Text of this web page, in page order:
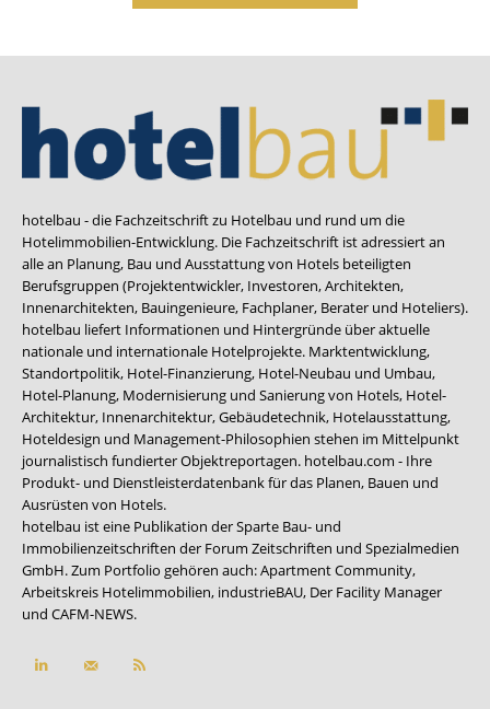
hotelbau - die Fachzeitschrift zu Hotelbau und rund um die
Hotelimmobilien-Entwicklung. Die Fachzeitschrift ist adressiert an
alle an Planung, Bau und Ausstattung von Hotels beteiligten
Berufsgruppen (Projektentwickler, Investoren, Architekten,
Innenarchitekten, Bauingenieure, Fachplaner, Berater und Hoteliers).
hotelbau liefert Informationen und Hintergründe über aktuelle
nationale und internationale Hotelprojekte. Marktentwicklung,
Standortpolitik, Hotel-Finanzierung, Hotel-Neubau und Umbau,
Hotel-Planung, Modernisierung und Sanierung von Hotels, Hotel-
Architektur, Innenarchitektur, Gebäudetechnik, Hotelausstattung,
Hoteldesign und Management-Philosophien stehen im Mittelpunkt
journalistisch fundierter Objektreportagen. hotelbau.com - Ihre
Produkt- und Dienstleisterdatenbank für das Planen, Bauen und
Ausrüsten von Hotels.
hotelbau ist eine Publikation der Sparte Bau- und
Immobilienzeitschriften der Forum Zeitschriften und Spezialmedien
GmbH. Zum Portfolio gehören auch:Apartment Community,
Arbeitskreis Hotelimmobilien, industrieBAU, Der Facility Manager
und CAFM-NEWS.